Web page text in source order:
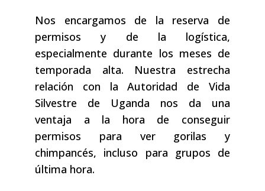
Nos encargamos de la reserva de
permisos y de la logística,
especialmente durante los meses de
temporada alta. Nuestra estrecha
relación con la Autoridad de Vida
Silvestre de Uganda nos da una
ventaja a la hora de conseguir
permisos para ver gorilas y
chimpancés, incluso para grupos de
última hora.